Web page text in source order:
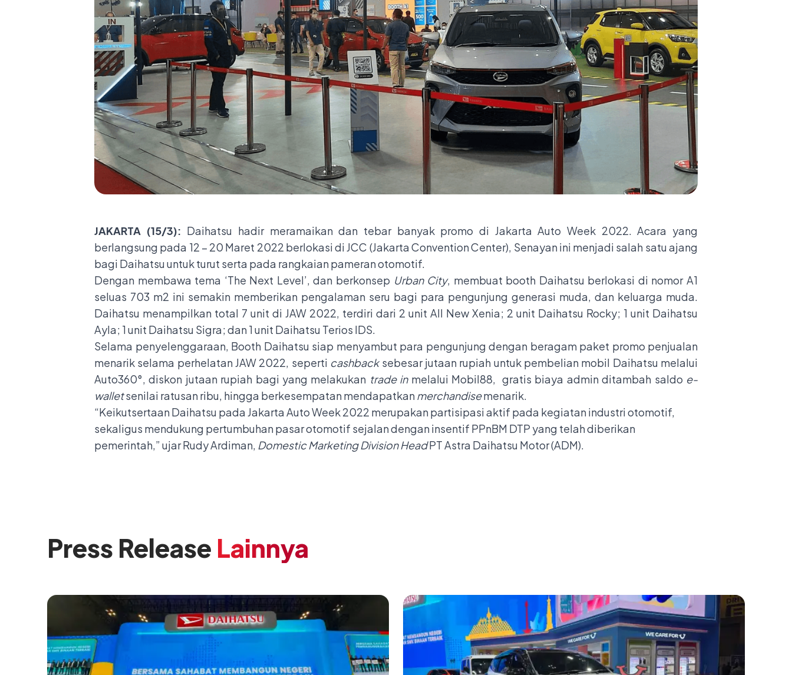
JAKARTA (15/3): Daihatsu hadir meramaikan dan tebar banyak promo di Jakarta Auto Week 2022. Acara yang
berlangsung pada 12 – 20 Maret 2022 berlokasi di JCC (Jakarta Convention Center), Senayan ini menjadi salah satu ajang
bagi Daihatsu untuk turut serta pada rangkaian pameran otomotif.
Dengan membawa tema ‘The Next Level’, dan berkonsep Urban City, membuat booth Daihatsu berlokasi di nomor A1
seluas 703 m2 ini semakin memberikan pengalaman seru bagi para pengunjung generasi muda, dan keluarga muda.
Daihatsu menampilkan total 7 unit di JAW 2022, terdiri dari 2 unit All New Xenia; 2 unit Daihatsu Rocky; 1 unit Daihatsu
Ayla; 1 unit Daihatsu Sigra; dan 1 unit Daihatsu Terios IDS.
Selama penyelenggaraan, Booth Daihatsu siap menyambut para pengunjung dengan beragam paket promo penjualan
menarik selama perhelatan JAW 2022, seperti cashbacksebesar jutaan rupiah untuk pembelian mobil Daihatsu melalui
Auto360°, diskon jutaan rupiah bagi yang melakukan trade inmelalui Mobil88, gratis biaya admin ditambah saldo e-
walletsenilai ratusan ribu, hingga berkesempatan mendapatkanmerchandisemenarik.
“Keikutsertaan Daihatsu pada Jakarta Auto Week 2022 merupakan partisipasi aktif pada kegiatan industri otomotif,
sekaligus mendukung pertumbuhan pasar otomotif sejalan dengan insentif PPnBM DTP yang telah diberikan
pemerintah,” ujar Rudy Ardiman, Domestic Marketing Division HeadPT Astra Daihatsu Motor (ADM).
Press Release Lainnya